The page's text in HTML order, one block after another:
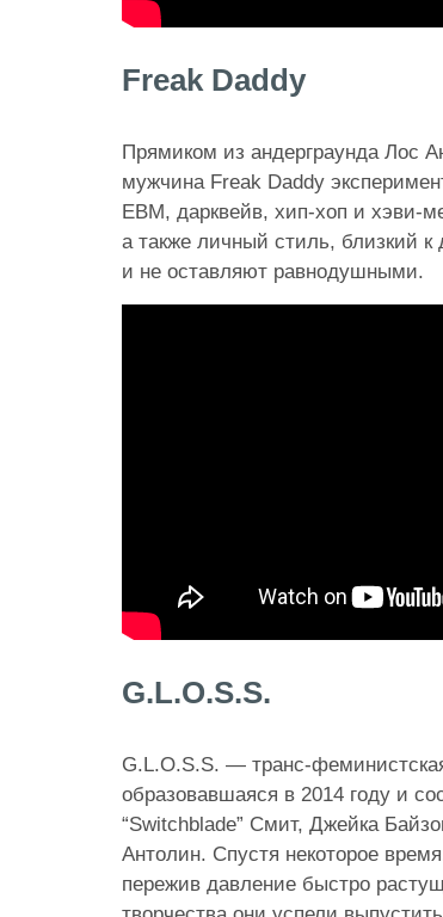
Freak Daddy
Прямиком из андерграунда Лос
мужчина Freak Daddy
EBM, дарквейв, хип-хоп и хэви-
а также личный стиль, близкий
и не оставляют равнодушными.
G.L.O.S.S.
G.L.O.S.S. — транс-
образовавшаяся в 2014 году и
“Switchblade” Смит, Джейка
Антолин. Спустя некоторое
пережив давление быстро